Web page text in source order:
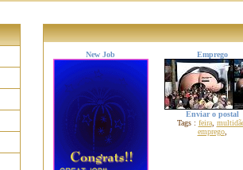
New Job Emprego
Enviar o postal
Tags : feira,
emprego,